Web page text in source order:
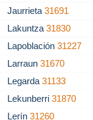
Jaurrieta31691
Lakuntza31830
Lapoblación31227
Larraun31670
Legarda31133
Lekunberri31870
Lerín31260